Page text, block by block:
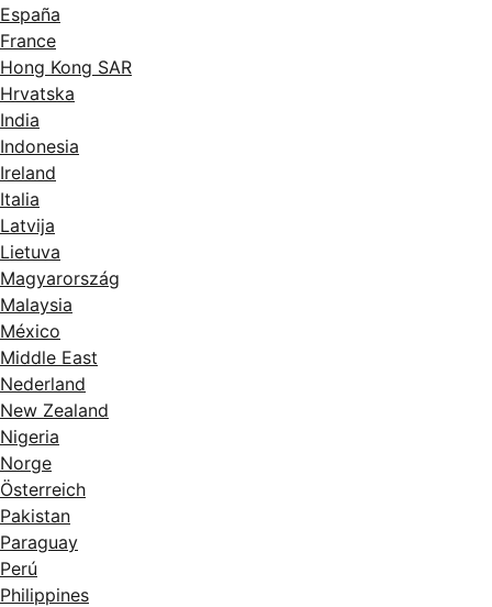
España
France
Hong Kong SAR
Hrvatska
India
Indonesia
Ireland
Italia
Latvija
Lietuva
Magyarország
Malaysia
México
Middle East
Nederland
New Zealand
Nigeria
Norge
Österreich
Pakistan
Paraguay
Perú
Philippines